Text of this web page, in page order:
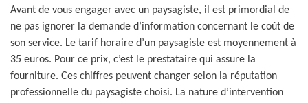
Avant de vous engager avec un paysagiste, il est primordial de
ne pas ignorer la demande d’information concernant le coût de
son service. Le tarif horaire d’un paysagiste est moyennement à
35 euros. Pour ce prix, c’est le prestataire qui assure la
fourniture. Ces chiffres peuvent changer selon la réputation
professionnelle du paysagiste choisi. La nature d’intervention